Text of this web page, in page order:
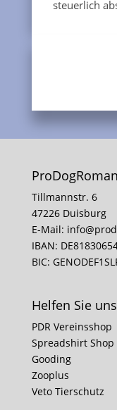
steuerlich
Tillmannstr. 6
47226 Duisburg
E-Mail:
IBAN:
BIC:
Helfen Sie
PDR Vereinsshop
Spreadshirt Shop
Gooding
Zooplus
Veto Tierschutz